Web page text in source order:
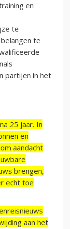
en
te
te
partijen in het
25 jaar. In
en
aandacht
brengen,
echt toe
aan het